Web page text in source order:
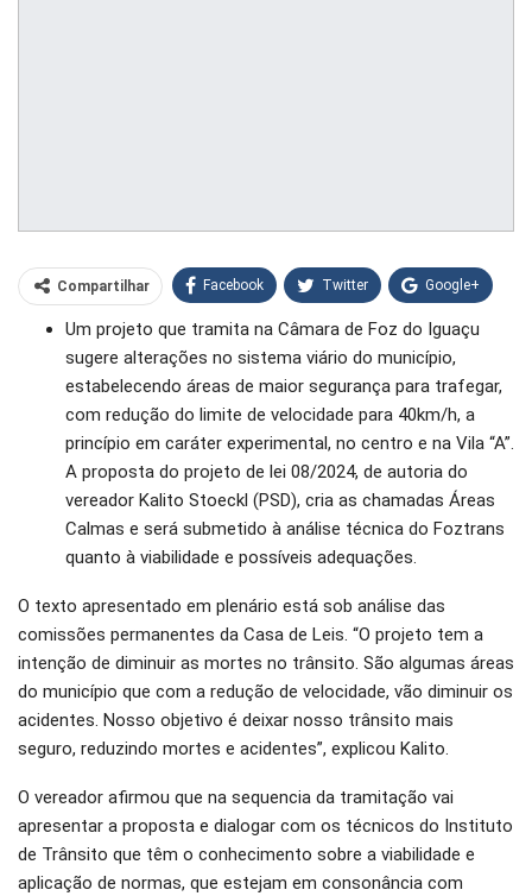
Compartilhar Facebook Twitter Google+
WhatsApp Pinterest
O email
Um projeto que tramita na Câmara de Foz do Iguaçu
sugere alterações no sistema viário do município,
estabelecendo áreas de maior segurança para trafegar,
com redução do limite de velocidade para 40km/h, a
princípio em caráter experimental, no centro e na Vila “A”.
A proposta do projeto de lei 08/2024, de autoria do
vereador Kalito Stoeckl (PSD), cria as chamadas Áreas
Calmas e será submetido à análise técnica do Foztrans
quanto à viabilidade e possíveis adequações.
O texto apresentado em plenário está sob análise das
comissões permanentes da Casa de Leis. “O projeto tem a
intenção de diminuir as mortes no trânsito. São algumas áreas
do município que com a redução de velocidade, vão diminuir os
acidentes. Nosso objetivo é deixar nosso trânsito mais
seguro, reduzindo mortes e acidentes”, explicou Kalito.
O vereador afirmou que na sequencia da tramitação vai
apresentar a proposta e dialogar com os técnicos do Instituto
de Trânsito que têm o conhecimento sobre a viabilidade e
aplicação de normas, que estejam em consonância com